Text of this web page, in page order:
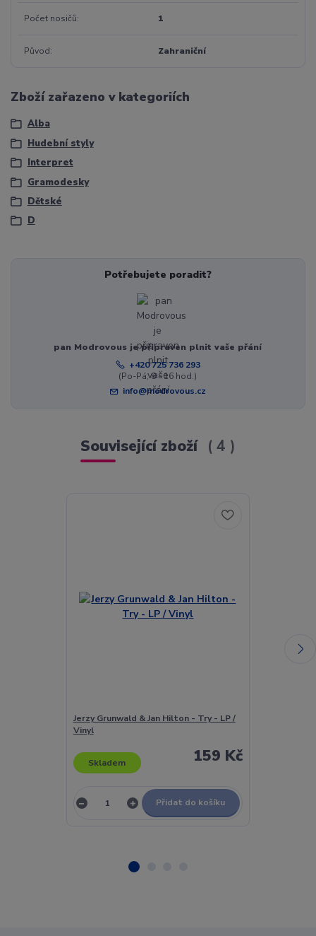
Počet nosičů 1
Původ Zahraniční
Zboží zařazeno v kategoriích
Alba
Hudební styly
Interpret
Gramodesky
Dětské
D
Potřebujete poradit?
pan Modrovous je připraven plnit vaše přání
+420 725 736 293
(Po-Pá, 8 - 16 hod.)
info@modrovous.cz
Související zboží 4
Jerzy Grunwald & Jan Hilton - Try - LP /
Vinyl
159 Kč
Skladem
Přidat do košíku